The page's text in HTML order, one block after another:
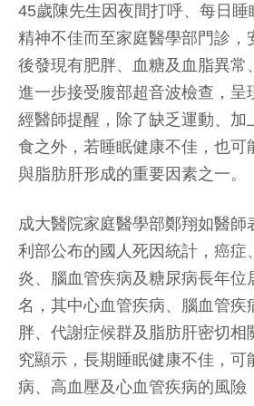
45歲陳先生因夜間打呼、每日
精神不佳而至家庭醫學部門診，
後發現有肥胖、血糖及血脂異常
進一步接受腹部超音波檢查，呈
經醫師提醒，除了缺乏運動、加
食之外，若睡眠健康不佳，也可
與脂肪肝形成的重要因素之一。
成大醫院家庭醫學部鄭翔如醫師
利部公布的國人死因統計，癌症
炎、腦血管疾病及糖尿病長年位
名，其中心血管疾病、腦血管疾
胖、代謝症候群及脂肪肝密切相
究顯示，長期睡眠健康不佳，可
病、高血壓及心血管疾病的風險